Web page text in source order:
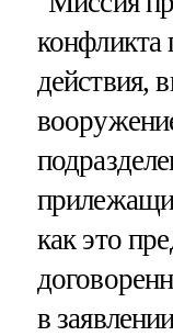
конфликта
действия,
как это
в